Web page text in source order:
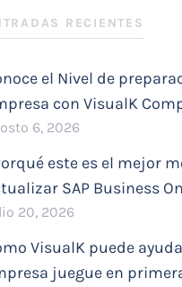
RECIENTES
el Nivel de
con VisualK
6, 2026
este es el mejor
SAP Business
20, 2026
VisualK puede
juegue en